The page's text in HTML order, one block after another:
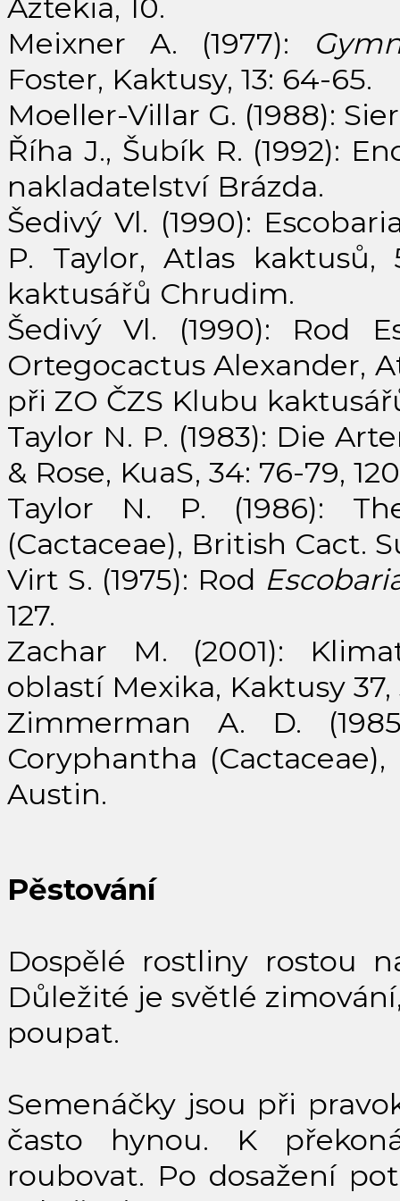
Aztekia, 10.
Meixner A. (1977):
Foster, Kaktusy, 13: 64-65.
Moeller-Villar G. (1988):
Říha J., Šubík R. (1992):
nakladatelství Brázda.
Šedivý Vl. (1990):
P. Taylor, Atlas
kaktusářů Chrudim.
Šedivý Vl. (1990): Rod
Ortegocactus Alexander,
při ZO ČZS Klubu
Taylor N. P. (1983): Die
& Rose, KuaS, 34: 76-79,
Taylor N. P. (1986):
(Cactaceae), British Cact.
Virt S. (1975): Rod
127.
Zachar M. (2001):
oblastí Mexika, Kaktusy 37,
Zimmerman A. D.
Coryphantha
Austin.
Pěstování
Dospělé rostliny rostou
Důležité je světlé
poupat.
Semenáčky jsou při
často hynou. K
roubovat. Po dosažení